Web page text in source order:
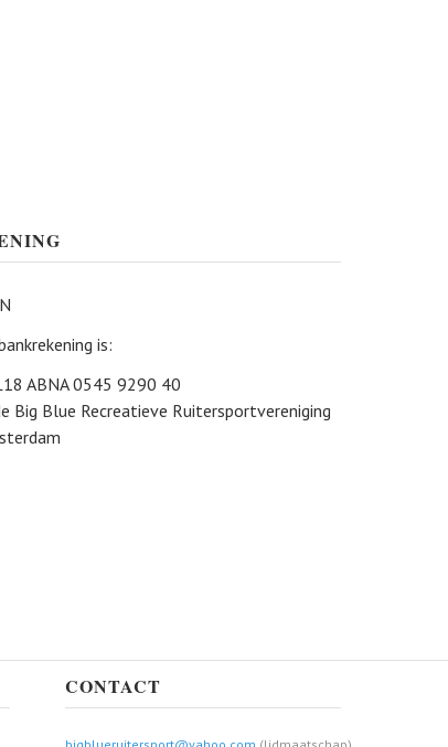
is:
ABNA 0545 9290 40
Big Blue Recreatieve Ruitersportvereniging
CONTACT